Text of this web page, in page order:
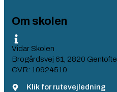
Om skolen
Vidar Skolen
Brogårdsvej 61, 2820 Gentofte
CVR: 10924510
Klik for rutevejledning